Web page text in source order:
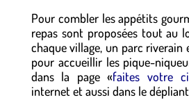
Pour combler les appétits
repas sont proposées tout au
chaque village, un parc riverain
pour accueillir les pique-
dans la page «faites votre
internet et aussi dans le